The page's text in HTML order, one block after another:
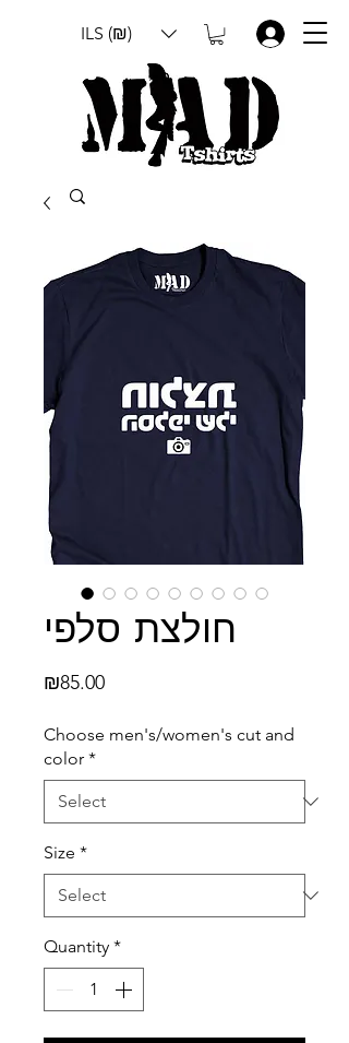
ILS (₪) .
חולצת סלפי
₪85.00Price
Choose men's/women's cut and
color *
Size *
Quantity *